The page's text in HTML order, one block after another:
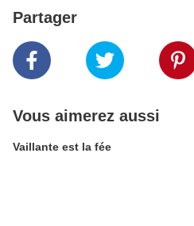
Partager
Vous aimerez aussi
Vaillante est la fée